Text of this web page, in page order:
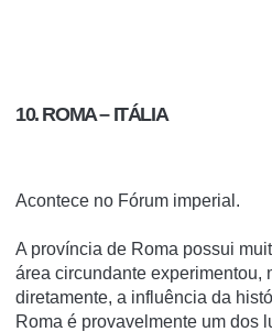
10. ROMA – ITÁLIA
Acontece no Fórum imperial.
A província de Roma possui
área circundante experimentou,
diretamente, a influência da
Roma é provavelmente um dos